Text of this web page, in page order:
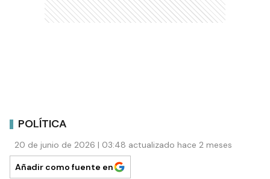
POLÍTICA
20 de junio de 2026 | 03:48 actualizado hace 2 meses
Añadir como fuente en